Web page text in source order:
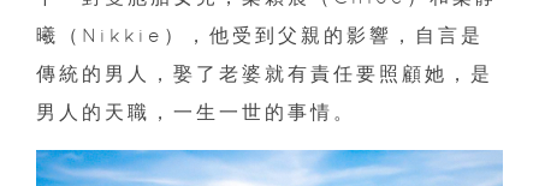
曦（Nikkie），他受到父親的影響，自言是
傳統的男人，娶了老婆就有責任要照顧她，是
男人的天職，一生一世的事情。